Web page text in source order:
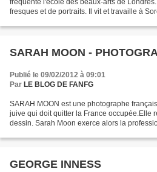
fréquenté l'école des beaux-arts de
fresques et de portraits. Il vit et travaille à
SARAH MOON -
Publié le 09/02/2012 à 09:01
Par LE BLOG DE FANFG
SARAH MOON est une photographe
juive qui doit quitter la France occupée.Elle
dessin. Sarah Moon exerce alors la
GEORGE INNESS